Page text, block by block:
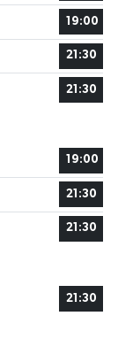
19:00
21:30
21:30
19:00
21:30
21:30
21:30